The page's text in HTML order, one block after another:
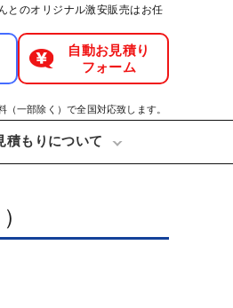
とのオリジナル激安販売はお任
自動お見積り
フォーム
一部除く）で全国対応致します。
積もりについて